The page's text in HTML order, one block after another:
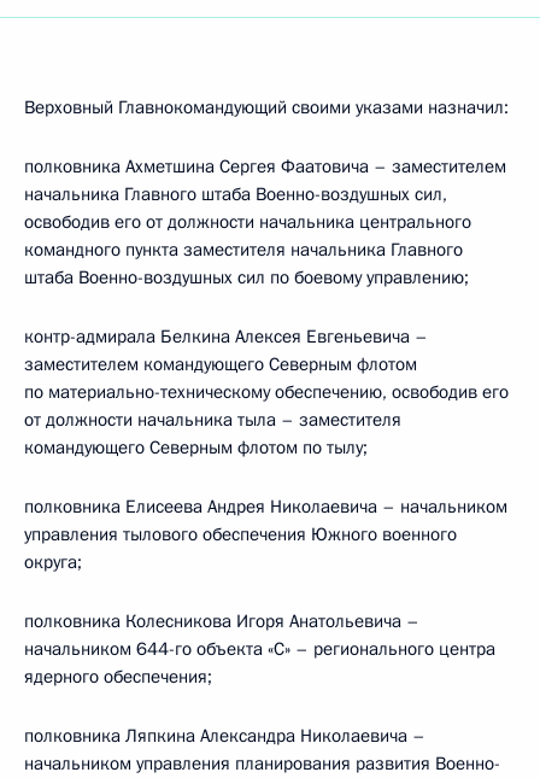
Верховный Главнокомандующий своими указами назначил:
полковника Ахметшина Сергея Фаатовича – заместителем
начальника Главного штаба Военно-воздушных сил,
освободив его от должности начальника центрального
командного пункта заместителя начальника Главного
штаба Военно-воздушных сил по боевому управлению;
контр-адмирала Белкина Алексея Евгеньевича –
заместителем командующего Северным флотом
по материально-техническому обеспечению, освободив его
от должности начальника тыла – заместителя
командующего Северным флотом по тылу;
полковника Елисеева Андрея Николаевича – начальником
управления тылового обеспечения Южного военного
округа;
полковника Колесникова Игоря Анатольевича –
начальником 644-го объекта «С» – регионального центра
ядерного обеспечения;
полковника Ляпкина Александра Николаевича –
начальником управления планирования развития Военно-